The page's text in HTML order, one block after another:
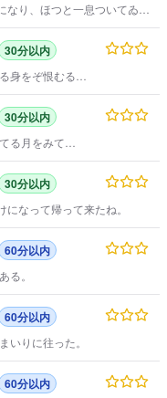
り、ほつと一息ついてゐた
30分以内
身をぞ恨むる
30分以内
る月をみて
って来たのは、まだ十三の
30分以内
なって帰って来たね。
60分以内
る。
60分以内
いりに往った。
60分以内